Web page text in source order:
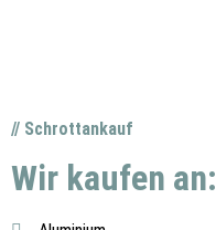
// Schrottankauf
Wir kaufen an: